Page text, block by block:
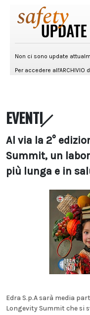
EVENTI
Al via la 2°
Summit, un
più lunga e in
Edra S.p.A sarà media
Longevity Summit che si